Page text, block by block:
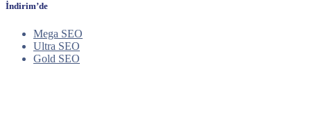
İndirim’de
Mega SEO
Ultra SEO
Gold SEO